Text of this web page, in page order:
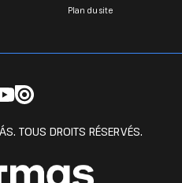
Plan du site
TOUS DROITS RÉSERVÉS.